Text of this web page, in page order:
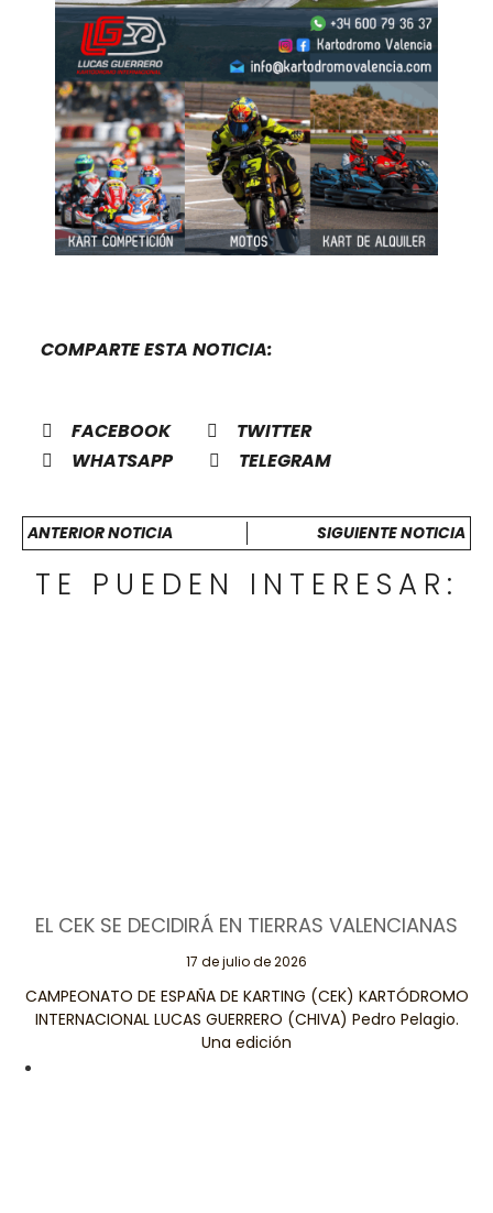
COMPARTE ESTA NOTICIA:
FACEBOOK
TWITTER
WHATSAPP
TELEGRAM
ANTERIOR NOTICIA SIGUIENTE NOTICIA
TE PUEDEN INTERESAR:
EL CEK SE DECIDIRÁ EN TIERRAS VALENCIANAS
17 de julio de 2026
CAMPEONATO DE ESPAÑA DE KARTING (CEK) KARTÓDROMO
INTERNACIONAL LUCAS GUERRERO (CHIVA) Pedro Pelagio.
Una edición